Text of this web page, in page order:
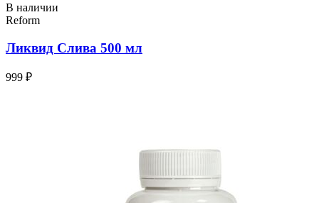
В наличии
Reform
Ликвид Слива 500 мл
999 ₽